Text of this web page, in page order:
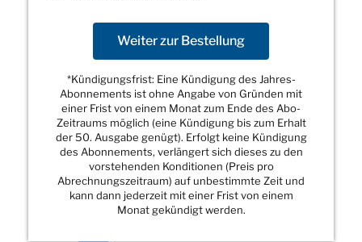
Weiter zur Bestellung
*Kündigungsfrist: Eine Kündigung des Jahres-
Abonnements ist ohne Angabe von Gründen mit
einer Frist von einem Monat zum Ende des Abo-
Zeitraums möglich (eine Kündigung bis zum Erhalt
der 50. Ausgabe genügt). Erfolgt keine Kündigung
des Abonnements, verlängert sich dieses zu den
vorstehenden Konditionen (Preis pro
Abrechnungszeitraum) auf unbestimmte Zeit und
kann dann jederzeit mit einer Frist von einem
Monat gekündigt werden.